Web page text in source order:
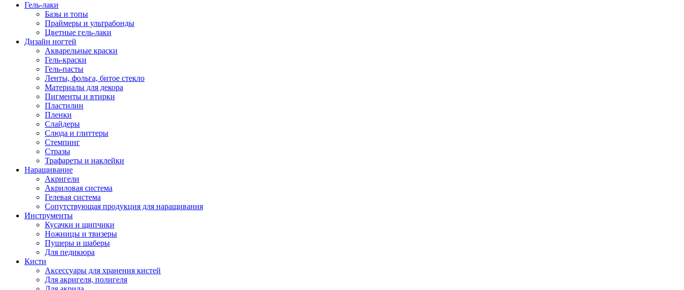
Гель-лаки
Базы и топы
Праймеры и ультрабонды
Цветные гель-лаки
Дизайн ногтей
Акварельные краски
Гель-краски
Гель-пасты
Ленты, фольга, битое стекло
Материалы для декора
Пигменты и втирки
Пластилин
Пленки
Слайдеры
Слюда и глиттеры
Стемпинг
Стразы
Трафареты и наклейки
Наращивание
Акригели
Акриловая система
Гелевая система
Сопутствующая продукция для наращивания
Инструменты
Кусачки и щипчики
Ножницы и твизеры
Пушеры и шаберы
Для педикюра
Кисти
Аксессуары для хранения кистей
Для акригеля, полигеля